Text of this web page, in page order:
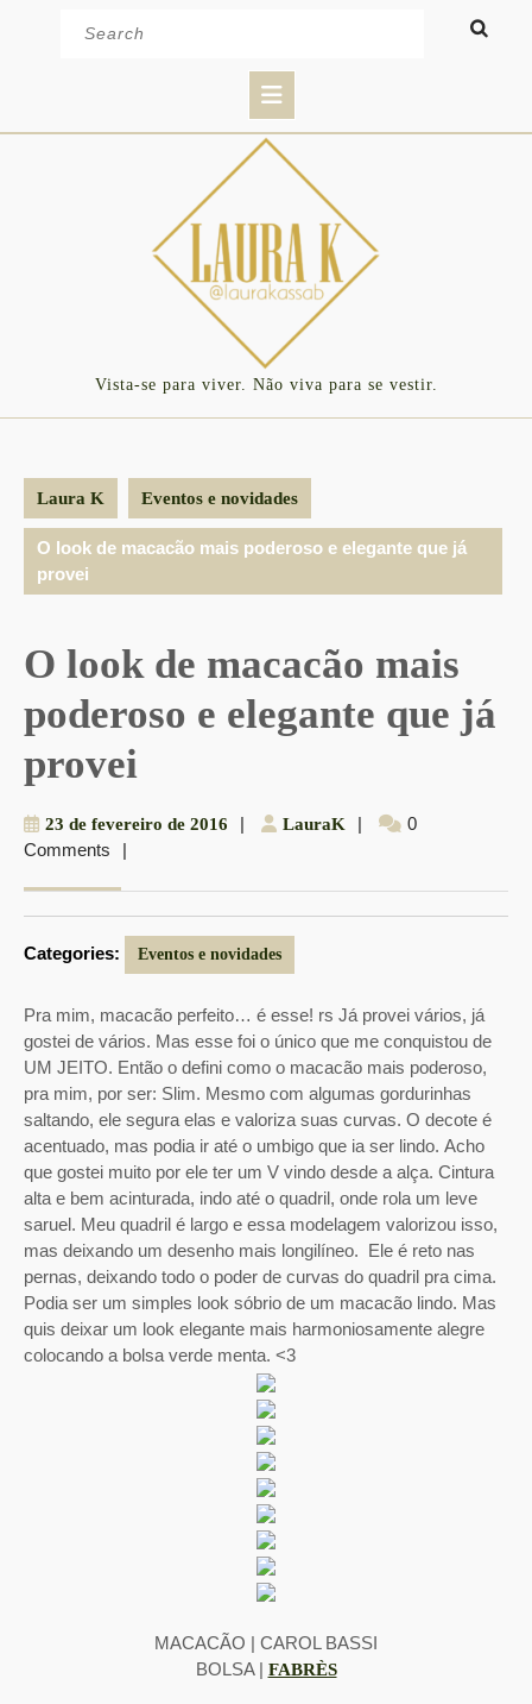
Button
Vista-se para viver. Não viva para se vestir.
Laura K Eventos e novidades
O look de macacão mais poderoso e elegante que já
provei
O look de macacão mais
poderoso e elegante que já
provei
23 de fevereiro de 2016 23| LauraK LauraK
|
0
Comments
|
Categories: Eventos e novidades
Pra mim, macacão perfeito… é esse! rs Já provei vários, já
gostei de vários. Mas esse foi o único que me conquistou de
UM JEITO. Então o defini como o macacão mais poderoso,
pra mim, por ser: Slim. Mesmo com algumas gordurinhas
saltando, ele segura elas e valoriza suas curvas. O decote é
acentuado, mas podia ir até o umbigo que ia ser lindo. Acho
que gostei muito por ele ter um V vindo desde a alça. Cintura
alta e bem acinturada, indo até o quadril, onde rola um leve
saruel. Meu quadril é largo e essa modelagem valorizou isso,
mas deixando um desenho mais longilíneo. Ele é reto nas
pernas, deixando todo o poder de curvas do quadril pra cima.
Podia ser um simples look sóbrio de um macacão lindo. Mas
quis deixar um look elegante mais harmoniosamente alegre
colocando a bolsa verde menta. <3
MACACÃO | CAROL BASSI
BOLSA | FABRÈS